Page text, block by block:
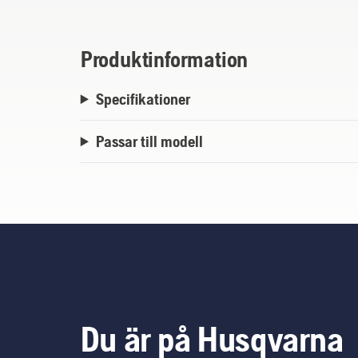
Produktinformation
Specifikationer
Passar till modell
Du är på Husqvarna